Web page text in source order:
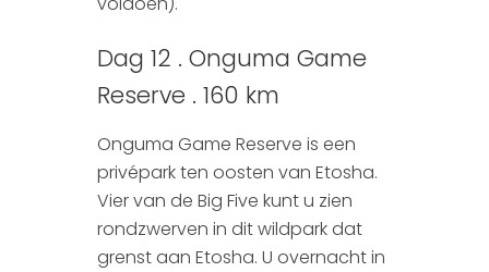
Dag 12 . Onguma Game
Reserve . 160 km
Onguma Game Reserve is een
privépark ten oosten van Etosha.
Vier van de Big Five kunt u zien
rondzwerven in dit wildpark dat
grenst aan Etosha. U overnacht in